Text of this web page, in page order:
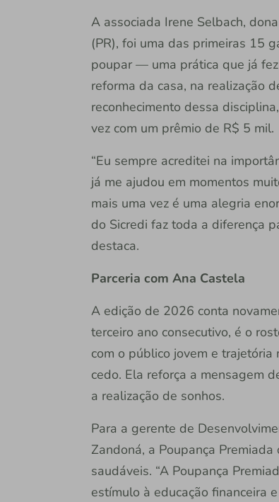
A associada Irene Selbach,
(PR), foi uma das primeiras 15
poupar — uma prática que já
reforma da casa, na realização
reconhecimento dessa
vez com um prêmio de R$ 5 mil.
“Eu sempre acreditei na
já me ajudou em momentos
mais uma vez é uma alegria
do Sicredi faz toda a diferença
destaca.
Parceria com Ana Castela
A edição de 2026 conta
terceiro ano consecutivo, é o
com o público jovem e
cedo. Ela reforça a mensagem
a realização de sonhos.
Para a gerente de
Zandoná, a Poupança
saudáveis. “A Poupança
estímulo à educação financeira